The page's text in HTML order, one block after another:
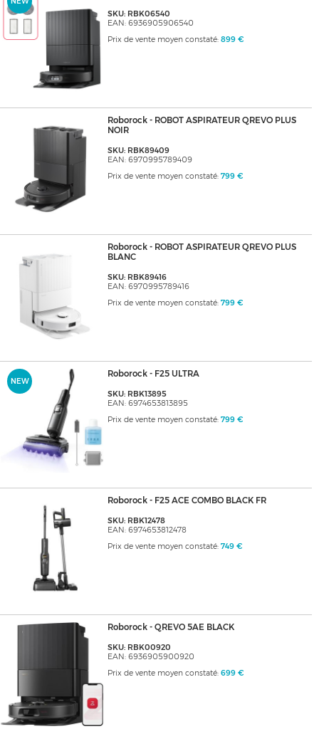
SKU: RBK06540
EAN: 6936905906540
Prix de vente moyen constaté: 899 €
Roborock - ROBOT ASPIRATEUR QREVO PLUS
NOIR
SKU: RBK89409
EAN: 6970995789409
Prix de vente moyen constaté: 799 €
Roborock - ROBOT ASPIRATEUR QREVO PLUS
BLANC
SKU: RBK89416
EAN: 6970995789416
Prix de vente moyen constaté: 799 €
NEW
Roborock - F25 ULTRA
SKU: RBK13895
EAN: 6974653813895
Prix de vente moyen constaté: 799 €
Roborock - F25 ACE COMBO BLACK FR
SKU: RBK12478
EAN: 6974653812478
Prix de vente moyen constaté: 749 €
Roborock - QREVO 5AE BLACK
SKU: RBK00920
EAN: 6936905900920
Prix de vente moyen constaté: 699 €